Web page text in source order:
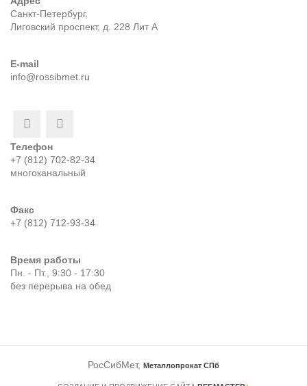
Санкт-Петербург,
Лиговский проспект, д. 228 Лит А
E-mail
info@rossibmet.ru
Телефон
+7 (812) 702-82-34
многоканальный
Факс
+7 (812) 712-93-34
Время работы
Пн. - Пт., 9:30 - 17:30
без перерыва на обед
РосСибМет, Металлопрокат СПб